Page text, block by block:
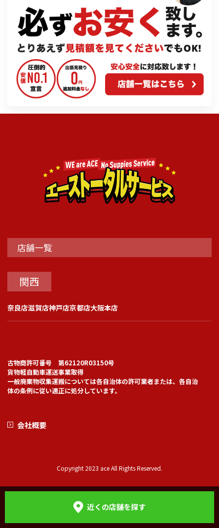
店舗一覧
関西
奈良店滋賀店神戸店京都店大阪本店
古物商許可番号 第62120R03150号
貨物軽自動車運送事業取得
一般廃棄物収集運搬については各自治体の許可業者または、各自治
体の条例に従い適正に処分しています。
会社概要
Copyright 2023 ace All Rights Reserved.
近くの店舗を探す